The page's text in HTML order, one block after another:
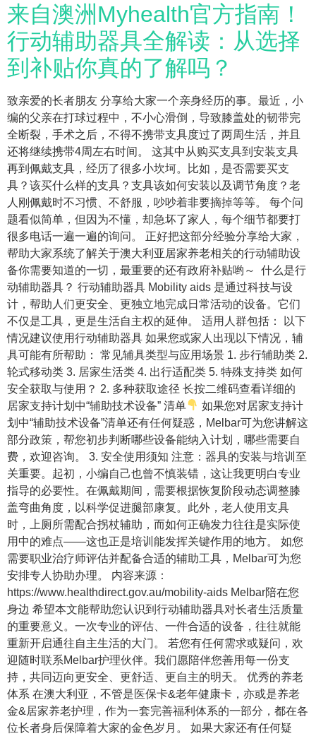
来自澳洲Myhealth官方指南！
行动辅助器具全解读：从选择
到补贴你真的了解吗？
致亲爱的长者朋友 分享给大家一个亲身经历的事。最近，小
编的父亲在打球过程中，不小心滑倒，导致膝盖处的韧带完
全断裂，手术之后，不得不携带支具度过了两周生活，并且
还将继续携带4周左右时间。 这其中从购买支具到安装支具
再到佩戴支具，经历了很多小坎坷。比如，是否需要买支
具？该买什么样的支具？支具该如何安装以及调节角度？老
人刚佩戴时不习惯、不舒服，吵吵着非要摘掉等等。 每个问
题看似简单，但因为不懂，却急坏了家人，每个细节都要打
很多电话一遍一遍的询问。 正好把这部分经验分享给大家，
帮助大家系统了解关于澳大利亚居家养老相关的行动辅助设
备你需要知道的一切，最重要的还有政府补贴哟～ 什么是行
动辅助器具？ 行动辅助器具 Mobility aids 是通过科技与设
计，帮助人们更安全、更独立地完成日常活动的设备。它们
不仅是工具，更是生活自主权的延伸。 适用人群包括： 以下
情况建议使用行动辅助器具 如果您或家人出现以下情况，辅
具可能有所帮助： 常见辅具类型与应用场景 1. 步行辅助类 2.
轮式移动类 3. 居家生活类 4. 出行适配类 5. 特殊支持类 如何
安全获取与使用？ 2. 多种获取途径 长按二维码查看详细的
居家支持计划中“辅助技术设备” 清单
如果您对居家支持计
划中“辅助技术设备”清单还有任何疑惑，Melbar可为您讲解这
部分政策，帮您初步判断哪些设备能纳入计划，哪些需要自
费，欢迎咨询。 3. 安全使用须知 注意：器具的安装与培训至
关重要。起初，小编自己也曾不慎装错，这让我更明白专业
指导的必要性。在佩戴期间，需要根据恢复阶段动态调整膝
盖弯曲角度，以科学促进腿部康复。此外，老人使用支具
时，上厕所需配合拐杖辅助，而如何正确发力往往是实际使
用中的难点——这也正是培训能发挥关键作用的地方。 如您
需要职业治疗师评估并配备合适的辅助工具，Melbar可为您
安排专人协助办理。 内容来源：
https://www.healthdirect.gov.au/mobility-aids Melbar陪在您
身边 希望本文能帮助您认识到行动辅助器具对长者生活质量
的重要意义。一次专业的评估、一件合适的设备，往往就能
重新开启通往自主生活的大门。 若您有任何需求或疑问，欢
迎随时联系Melbar护理伙伴。我们愿陪伴您善用每一份支
持，共同迈向更安全、更舒适、更自主的明天。 优秀的养老
体系 在澳大利亚，不管是医保卡&老年健康卡，亦或是养老
金&居家养老护理，作为一套完善福利体系的一部分，都在各
位长者身后保障着大家的金色岁月。 如果大家还有任何疑